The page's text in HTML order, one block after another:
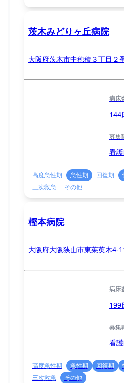
茨木みどりヶ丘病院
大阪府茨木市中穂積３丁目２
病床
144
募集
看
高度急性期 急性期 回復期
三次救急
その他
樫本病院
大阪府大阪狭山市東茱萸木4-
病床
199
募集
看
高度急性期 急性期 回復期
三次救急
その他